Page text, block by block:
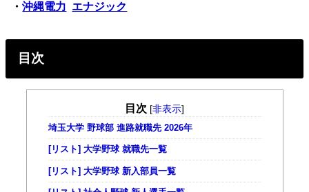
・沖縄電力 エナジック
目次
目次 [非表示]
埼玉大学 野球部 進路就職先 2026年
[リスト] 大学野球 就職先一覧
[リスト] 大学野球 新入部員一覧